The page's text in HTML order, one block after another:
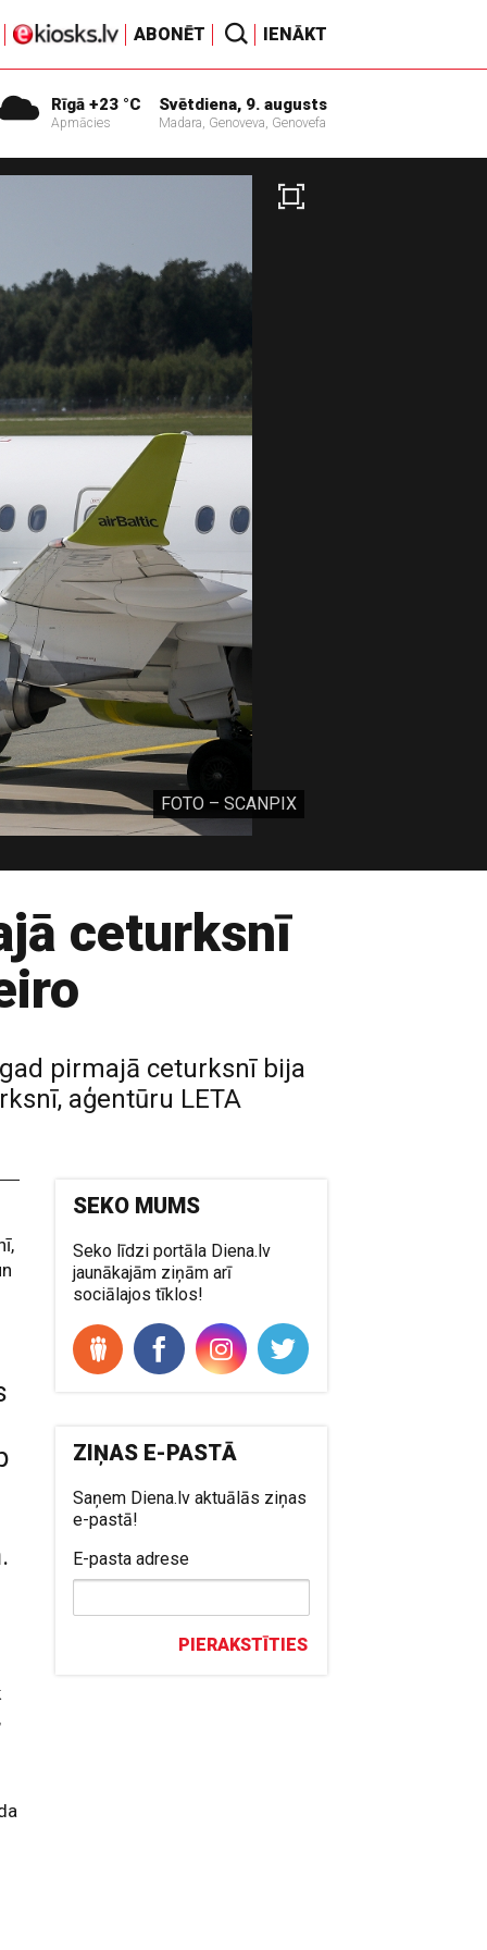
ABONĒT IENĀKT
Rīgā +23 °C
Apmācies
Svētdiena, 9. augusts
Madara, Genoveva, Genovefa
FOTO – SCANPIX
ceturksnī
pirmajā ceturksnī bija
aģentūru LETA
SEKO MUMS
Seko līdzi portāla Diena.lv
jaunākajām ziņām arī
sociālajos tīklos!
ZIŅAS E-PASTĀ
Saņem Diena.lv aktuālās ziņas
e-pastā!
E-pasta adrese
PIERAKSTĪTIES